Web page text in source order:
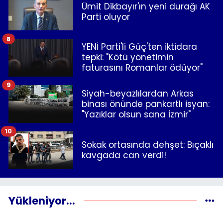
Ümit Dikbayır'ın yeni durağı AK
Parti oluyor
YENİ Parti'li Güç'ten iktidara
tepki: "Kötü yönetimin
faturasını Romanlar ödüyor"
8
Siyah-beyazlılardan Arkas
binası önünde pankartlı isyan:
"Yazıklar olsun sana İzmir"
9
Sokak ortasında dehşet: Bıçaklı
kavgada can verdi!
10
Yükleniyor...